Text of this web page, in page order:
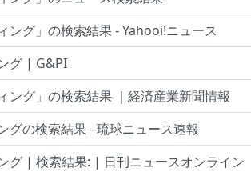
ング」の検索結果 - Yahooi!ニュース
グ | G&PI
ング」の検索結果 ｜経済産業新聞情報
グの検索結果 - 琉球ニュース速報
グ | 検索結果: | 日刊ニュースオンライン